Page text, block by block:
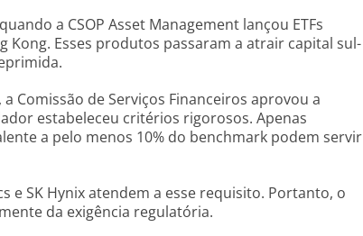
a CSOP Asset Management lançou ETFs
Kong. Esses produtos passaram a atrair capital sul-
Comissão de Serviços Financeiros aprovou a
estabeleceu critérios rigorosos. Apenas
a pelo menos 10% do benchmark podem servir
e SK Hynix atendem a esse requisito. Portanto, o
da exigência regulatória.